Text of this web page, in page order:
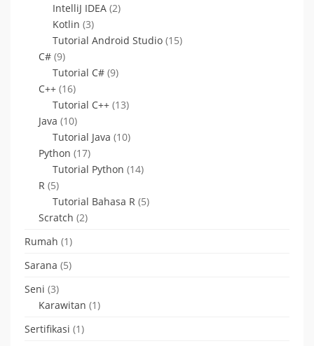
IntelliJ IDEA (2)
Kotlin (3)
Tutorial Android Studio (15)
C# (9)
Tutorial C# (9)
C++ (16)
Tutorial C++ (13)
Java (10)
Tutorial Java (10)
Python (17)
Tutorial Python (14)
R (5)
Tutorial Bahasa R (5)
Scratch (2)
Rumah (1)
Sarana (5)
Seni (3)
Karawitan (1)
Sertifikasi (1)